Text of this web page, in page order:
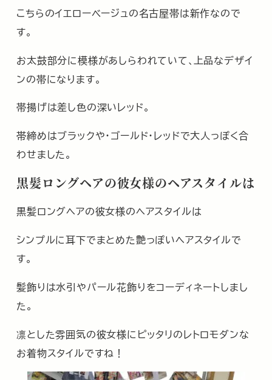
こちらのイエローベージュの名古屋帯は新作なので
す。
お太鼓部分に模様があしらわれていて､上品なデザイ
ンの帯になります。
帯揚げは差し色の深いレッド。
帯締めはブラックや・ゴールド・レッドで大人っぽく合
わせました。
黒髪ロングヘアの彼女様のヘアスタイルは
黒髪ロングヘアの彼女様のヘアスタイルは
シンプルに耳下でまとめた艶っぽいヘアスタイルで
す。
髪飾りは水引やパール花飾りをコーディネートしまし
た。
凛とした雰囲気の彼女様にピッタリのレトロモダンな
お着物スタイルですね！